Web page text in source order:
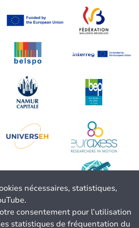
nécessaires, statistiques,
consentement pour l’utilisation
statistiques de fréquentation du